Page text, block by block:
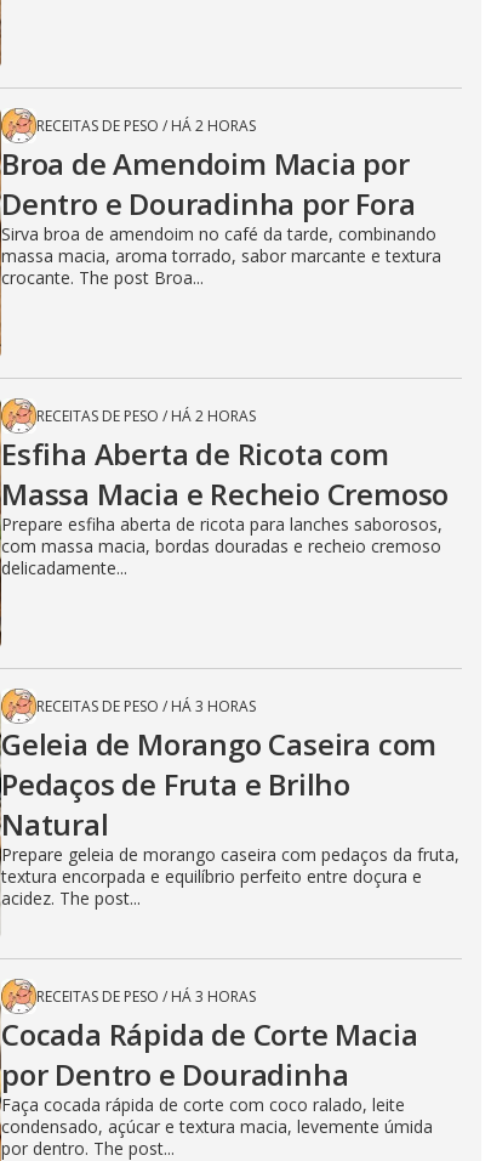
RECEITAS DE PESO / HÁ 2 HORAS
Broa de Amendoim Macia por
Dentro e Douradinha por Fora
Sirva broa de amendoim no café da tarde, combinando
massa macia, aroma torrado, sabor marcante e textura
crocante. The post Broa...
RECEITAS DE PESO / HÁ 2 HORAS
Esfiha Aberta de Ricota com
Massa Macia e Recheio Cremoso
Prepare esfiha aberta de ricota para lanches saborosos,
com massa macia, bordas douradas e recheio cremoso
delicadamente...
RECEITAS DE PESO / HÁ 3 HORAS
Geleia de Morango Caseira com
Pedaços de Fruta e Brilho
Natural
Prepare geleia de morango caseira com pedaços da fruta,
textura encorpada e equilíbrio perfeito entre doçura e
acidez. The post...
RECEITAS DE PESO / HÁ 3 HORAS
Cocada Rápida de Corte Macia
por Dentro e Douradinha
Faça cocada rápida de corte com coco ralado, leite
condensado, açúcar e textura macia, levemente úmida
por dentro. The post...